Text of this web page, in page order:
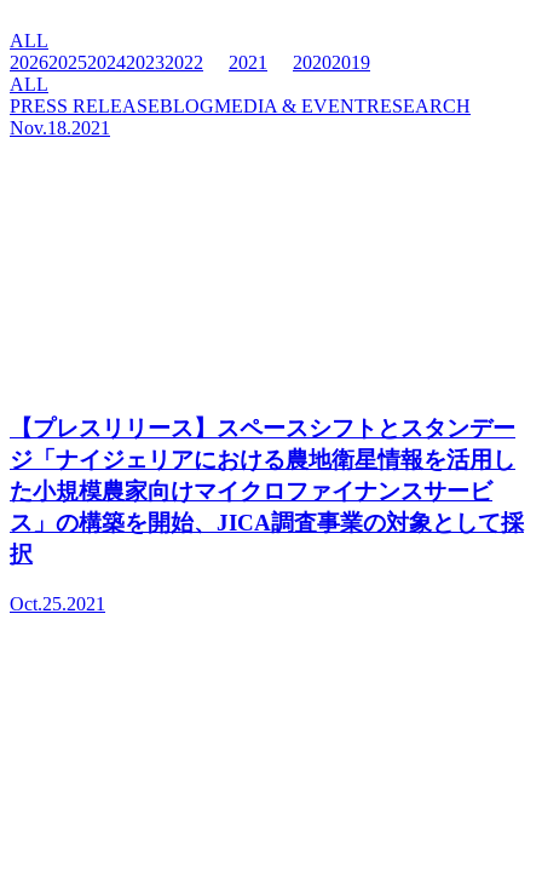
ALL
20262025202420232022 2021 20202019
ALL
PRESS RELEASEBLOGMEDIA & EVENTRESEARCH
Nov.18.2021
【プレスリリース】スペースシフトとスタンデー
ジ「ナイジェリアにおける農地衛星情報を活用し
た小規模農家向けマイクロファイナンスサービ
ス」の構築を開始、JICA調査事業の対象として採
択
Oct.25.2021